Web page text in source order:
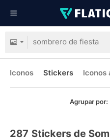
Iconos Stickers Iconos
Agrupar por:
287 Stickers de